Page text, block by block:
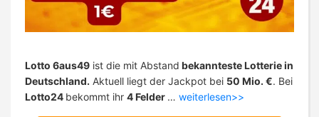
Lotto 6aus49 ist die mit Abstand bekannteste Lotterie in
Deutschland. Aktuell liegt der Jackpot bei 50 Mio. €. Bei
Lotto24 bekommt ihr 4 Felder … weiterlesen>>